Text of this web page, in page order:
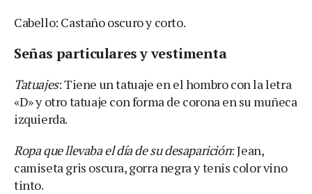
Cabello: Castaño oscuro y corto.
Señas particulares y vestimenta
Tatuajes: Tiene un tatuaje en el hombro con la letra
«D» y otro tatuaje con forma de corona en su muñeca
izquierda.
Ropa que llevaba el día de su desaparición: Jean,
camiseta gris oscura, gorra negra y tenis color vino
tinto.